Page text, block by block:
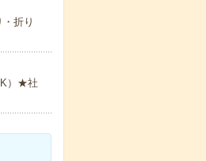
折り
）★社